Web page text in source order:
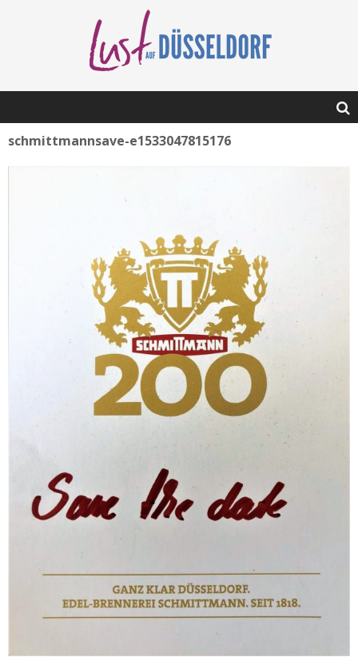
schmittmannsave-e1533047815176